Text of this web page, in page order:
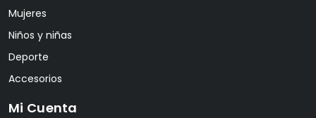
Mujeres
Niños y niñas
Deporte
Accesorios
Mi Cuenta